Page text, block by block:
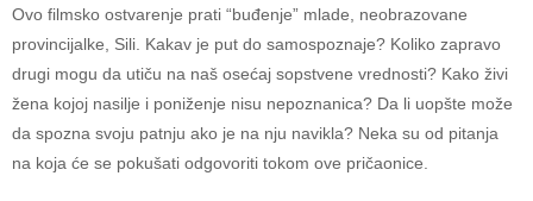
Ovo filmsko ostvarenje prati “buđenje” mlade, neobrazovane
provincijalke, Sili. Kakav je put do samospoznaje? Koliko zapravo
drugi mogu da utiču na naš osećaj sopstvene vrednosti? Kako živi
žena kojoj nasilje i poniženje nisu nepoznanica? Da li uopšte može
da spozna svoju patnju ako je na nju navikla? Neka su od pitanja
na koja će se pokušati odgovoriti tokom ove pričaonice.